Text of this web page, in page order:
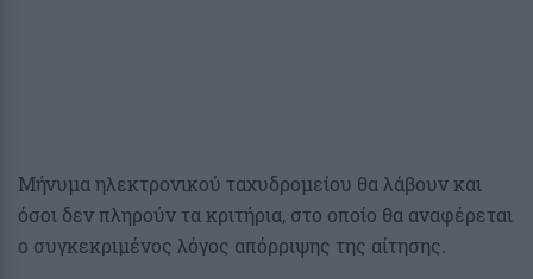
Μήνυμα ηλεκτρονικού ταχυδρομείου θα λάβουν και
όσοι δεν πληρούν τα κριτήρια, στο οποίο θα αναφέρεται
ο συγκεκριμένος λόγος απόρριψης της αίτησης.